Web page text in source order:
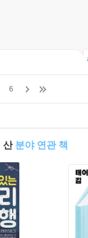
6
산 분야 연관 책